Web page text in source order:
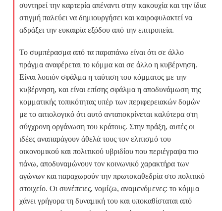
συντηρεί την καρτερία απέναντι στην κακουχία και την ίδια
στιγμή παλεύει να δημιουργήσει και καιροφυλακτεί να
αδράξει την ευκαιρία εξόδου από την επιτροπεία.
Το συμπέρασμα από τα παραπάνω είναι ότι σε άλλο
πράγμα αναφέρεται το κόμμα και σε άλλο η κυβέρνηση.
Είναι λοιπόν σφάλμα η ταύτιση του κόμματος με την
κυβέρνηση, και είναι επίσης σφάλμα η αποδυνάμωση της
κομματικής τοπικότητας υπέρ των περιφερειακών δομών
με το αιτιολογικό ότι αυτό ανταποκρίνεται καλύτερα στη
σύγχρονη οργάνωση του κράτους. Στην πράξη, αυτές οι
ιδέες αναπαράγουν άθελά τους τον ελιτισμό του
οικονομικού και πολιτικού υβριδίου που περιέγραψα πιο
πάνω, αποδυναμώνουν τον κοινωνικό χαρακτήρα των
αγώνων και παραχωρούν την πρωτοκαθεδρία στο πολιτικό
στοιχείο. Οι συνέπειες, νομίζω, αναμενόμενες: το κόμμα
χάνει γρήγορα τη δυναμική του και υποκαθίσταται από